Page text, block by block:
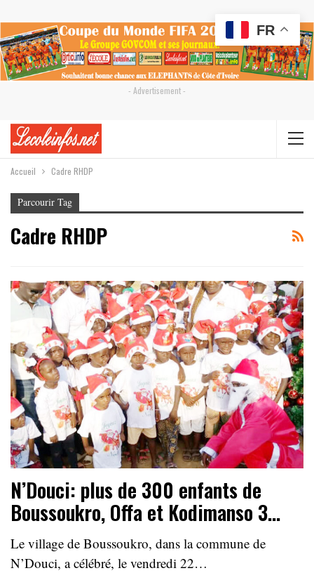
- Advertisement -
Accueil Cadre RHDP
Parcourir Tag
Cadre RHDP
N’Douci: plus de 300 enfants de
Boussoukro, Offa et Kodimanso 3…
Le village de Boussoukro, dans la commune de
N’Douci, a célébré, le vendredi 22…
FR